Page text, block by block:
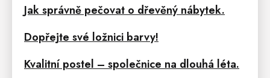
Jak správně pečovat o dřevěný nábytek.
Dopřejte své ložnici barvy!
Kvalitní postel – společnice na dlouhá léta.